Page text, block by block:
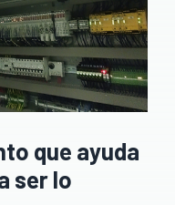
que ayuda
ser lo